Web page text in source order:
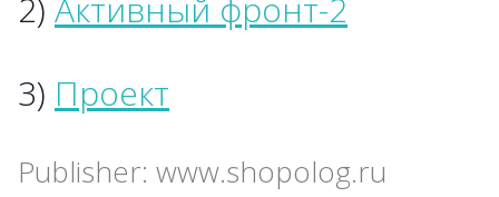
2) Активный фронт-2
3) Проект
Publisher: www.shopolog.ru